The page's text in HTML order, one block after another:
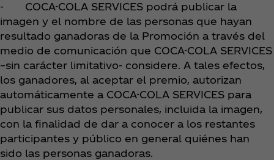
- COCA-COLA SERVICES podrá publicar la
imagen y el nombre de las personas que hayan
resultado ganadoras de la Promoción a través del
medio de comunicación que COCA-COLA SERVICES
–sin carácter limitativo- considere. A tales efectos,
los ganadores, al aceptar el premio, autorizan
automáticamente a COCA-COLA SERVICES para
publicar sus datos personales, incluida la imagen,
con la finalidad de dar a conocer a los restantes
participantes y público en general quiénes han
sido las personas ganadoras.